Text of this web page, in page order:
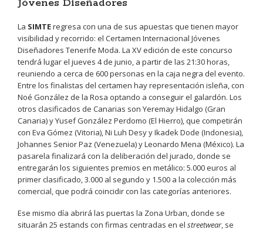
Jóvenes Diseñadores
La SIMTEregresa con una de sus apuestas que tienen mayor
visibilidad y recorrido: el Certamen Internacional Jóvenes
Diseñadores Tenerife Moda. La XV edición de este concurso
tendrá lugar el jueves 4 de junio, a partir de las 21:30 horas,
reuniendo a cerca de 600 personas en la caja negra del evento.
Entre los finalistas del certamen hay representación isleña, con
Noé González de la Rosa optando a conseguir el galardón. Los
otros clasificados de Canarias son Yeremay Hidalgo (Gran
Canaria) y Yusef González Perdomo (El Hierro), que competirán
con Eva Gómez (Vitoria), Ni Luh Desy y Ikadek Dode (Indonesia),
Johannes Senior Paz (Venezuela) y Leonardo Mena (México). La
pasarela finalizará con la deliberación del jurado, donde se
entregarán los siguientes premios en metálico: 5.000 euros al
primer clasificado, 3.000 al segundo y 1.500 a la colección más
comercial, que podrá coincidir con las categorías anteriores.
Ese mismo día abrirá las puertas la Zona Urban, donde se
situarán 25 estands con firmas centradas en el streetwear, se